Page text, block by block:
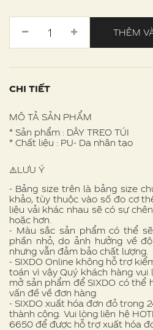
THÊM
CHI TIẾT
MÔ TẢ SẢN PHẨM
* Sản phẩm : DÂY TREO TÚI
* Chất liệu : PU- Da nhân tạo
⚠️LƯU Ý
- Bảng size trên là bảng size
khảo, tùy thuộc vào số đo cơ
liệu vải khác nhau sẽ có sự
hoặc hơn.
- Màu sắc sản phẩm có thể
phần nhỏ, do ảnh hưởng về
nhưng vẫn đảm bảo chất lượng.
- SIXDO Online không hỗ trợ
toán vì vậy Quý khách hàng
mở sản phẩm để SIXDO có thể
vấn đề về đơn hàng
- SIXDO xuất hóa đơn đỏ trong
thành công. Vui lòng liên hệ
6650 để được hỗ trợ xuất hóa